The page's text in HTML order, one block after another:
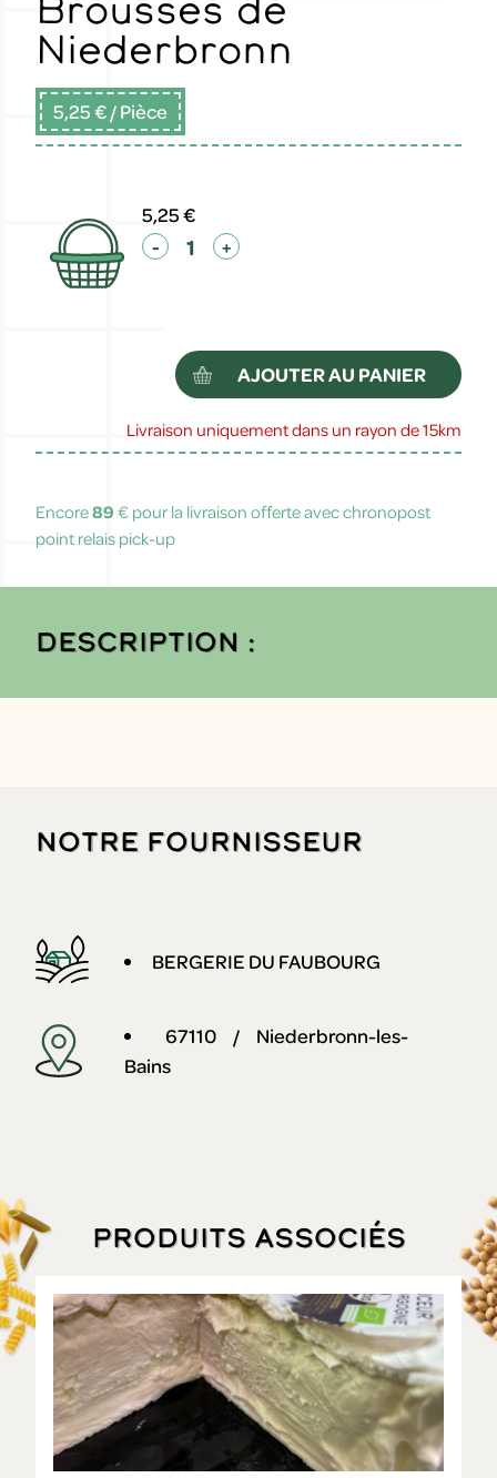
Niederbronn
5,25 €/ Pièce
5,25 €
- +
AJOUTER AU PANIER
Livraison uniquement dans un rayon de 15km
Encore89 € pour la livraison offerte avec chronopost
point relais pick-up
Description :
Notre fournisseur
BERGERIE DU FAUBOURG
67110 / Niederbronn-les-
Bains
Produits associés